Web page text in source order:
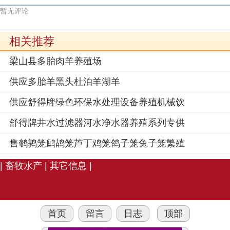
暂无评论
相关推荐
梁山县多胎肉羊养殖场
供应多胎羊黑头杜泊羊湖羊
供应舒得牌绿色环保水处理设备养殖机械饮
舒得牌井水过滤器河水净水器养殖系列专供
售鹌鹑笼鹧鸪笼芦丁鸡笼鸽子笼兔子笼繁殖
畜牧水产 其它信息
首页 留言 日志 顶部